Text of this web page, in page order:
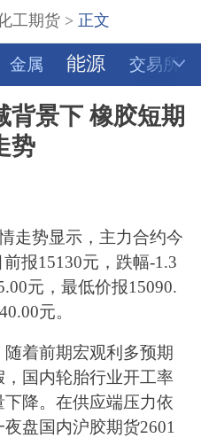
工期货 > 正文
金属 能源 交易所
背景下 橡胶短期
势
走势显示，主力合约今
报15130元，跌幅-1.3
元，最低价报15090.
元。
着前期宏观利多预期
国内轮胎行业开工率
降。在供应端压力依
盘国内沪胶期货2601